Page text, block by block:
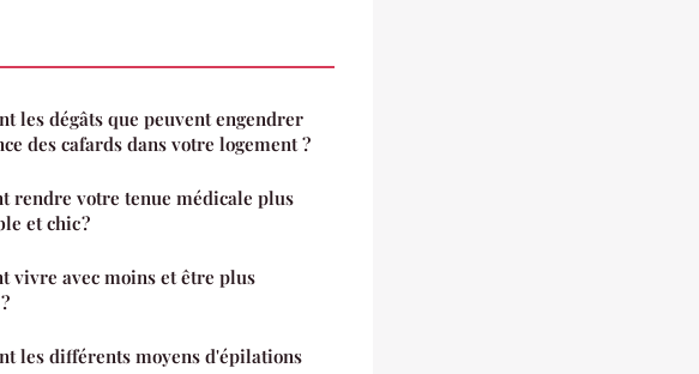
les dégâts que peuvent engendrer
des cafards dans votre logement ?
rendre votre tenue médicale plus
et chic ?
vivre avec moins et être plus
les différents moyens d'épilations